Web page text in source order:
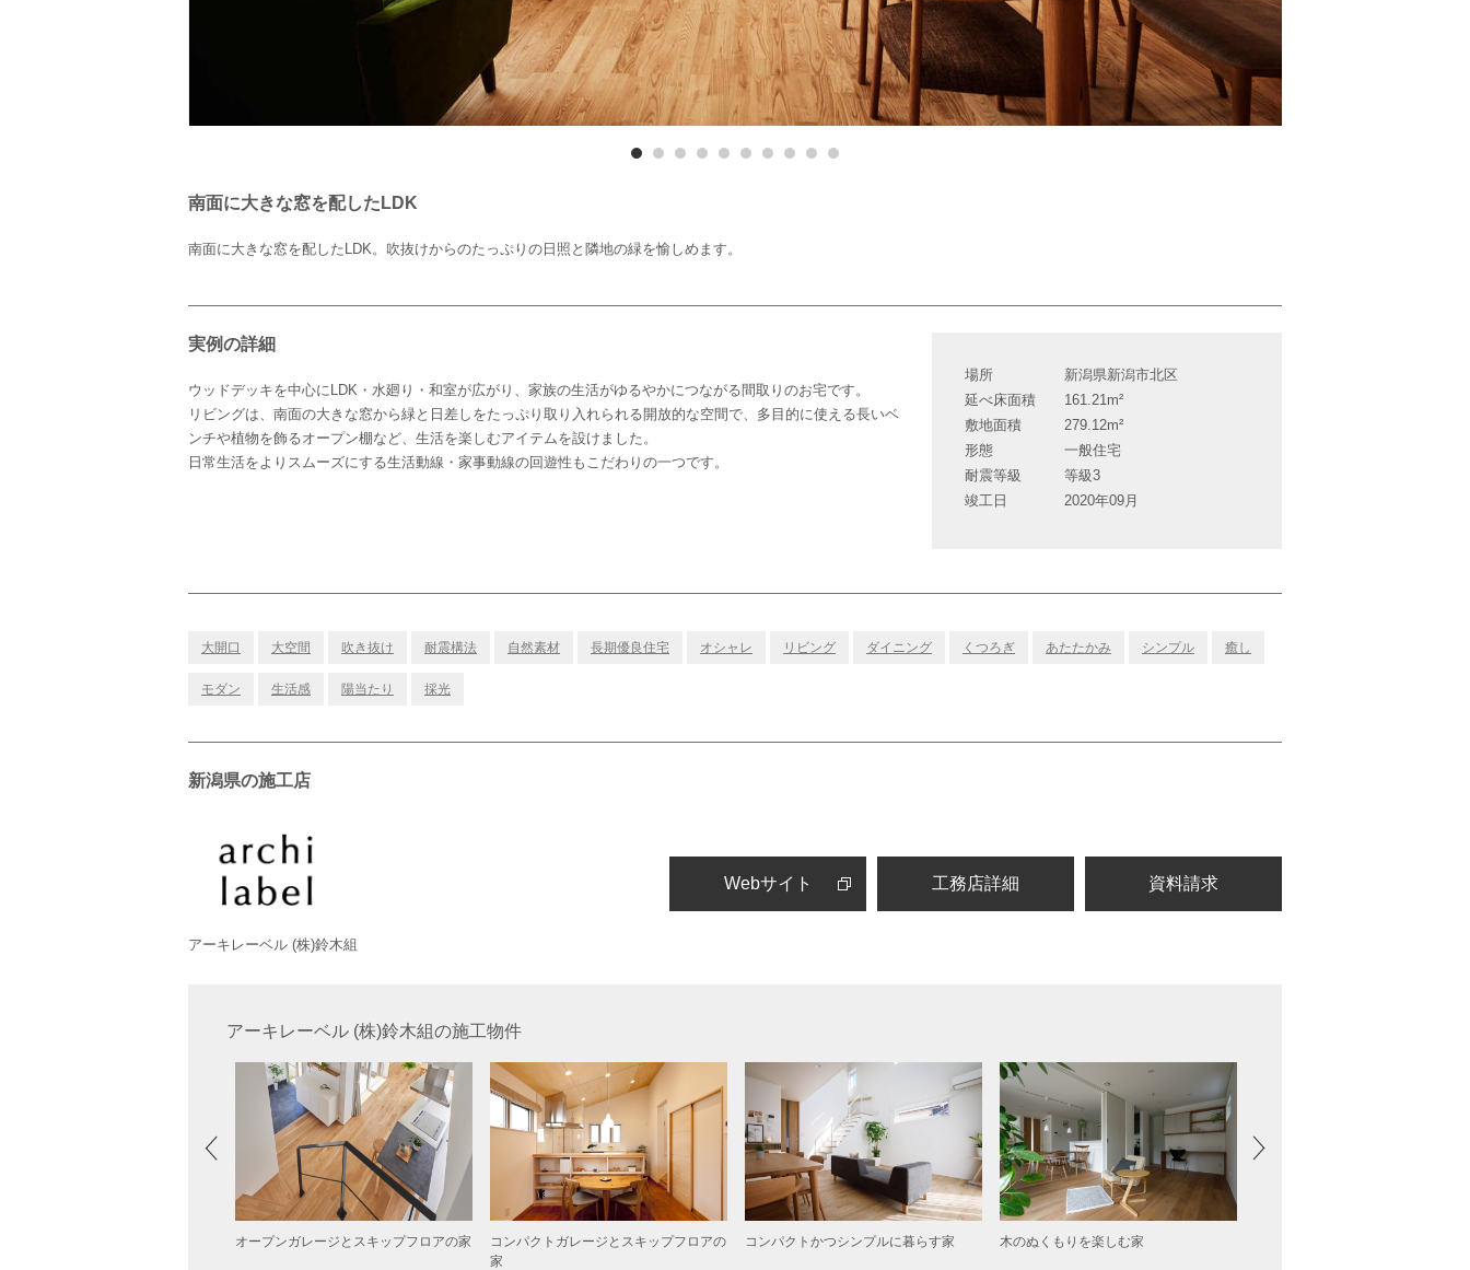
南面に大きな窓を配したLDK
南面に大きな窓を配したLDK。吹抜けからのたっぷりの日照と隣地の緑を愉しめます。
実例の詳細
ウッドデッキを中心にLDK・水廻り・和室が広がり、家族の生活がゆるやかにつながる間取りのお宅です。
リビングは、南面の大きな窓から緑と日差しをたっぷり取り入れられる開放的な空間で、多目的に使える長いベ
ンチや植物を飾るオープン棚など、生活を楽しむアイテムを設けました。
日常生活をよりスムーズにする生活動線・家事動線の回遊性もこだわりの一つです。
場所
新潟県新潟市北区
延べ床面積
161.21m²
敷地面積
279.12m²
形態
一般住宅
耐震等級
等級3
竣工日
2020年09月
大開口 大空間 吹き抜け 耐震構法 自然素材 長期優良住宅 オシャレ リビング ダイニング くつろぎ あたたかみ シンプル 癒し
モダン 生活感 陽当たり 採光
新潟県の施工店
アーキレーベル (株)鈴木組
Webサイト 工務店詳細
アーキレーベル (株)鈴木組の施工物件
オープンガレージとスキップフロアの家
コンパクトガレージとスキップフロアの
家
コンパクトかつシンプルに暮らす家 木のぬくもりを楽しむ家